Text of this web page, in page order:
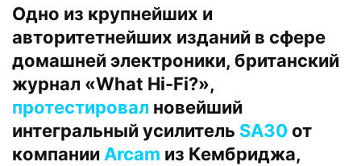
Одно из крупнейших и
авторитетнейших изданий в сфере
домашней электроники, британский
журнал «What Hi-Fi?»,
протестировал новейший
интегральный усилитель SA30 от
компанииArcam из Кембриджа,